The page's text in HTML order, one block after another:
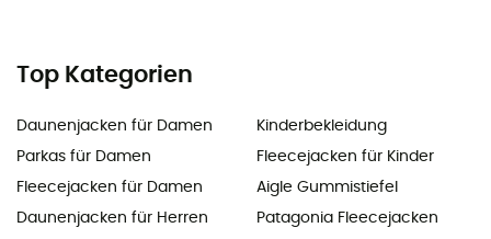
Top Kategorien
Daunenjacken für Damen
Parkas für Damen
Fleecejacken für Damen
Daunenjacken für Herren
Kinderbekleidung
Fleecejacken für Kinder
Aigle Gummistiefel
Patagonia Fleecejacken